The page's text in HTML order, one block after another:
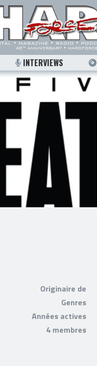
INTERVIEWS
Originaire de
Genres
Années actives
4 membres